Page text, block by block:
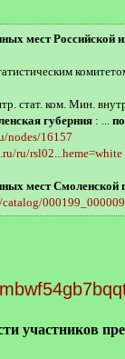
мест Российской
стат. ком. Мин.
губерния : ...
nodes/16157
ru/rsl02...heme=white
мест Смоленской
участников